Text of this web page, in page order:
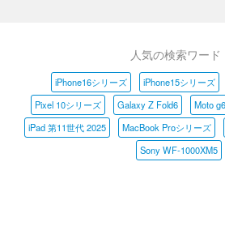
人気の検索ワード
iPhone16シリーズ iPhone15シリーズ
Pixel 10シリーズ
Galaxy Z Fold6 Moto
iPad 第11世代 2025
MacBook Proシリーズ
Sony WF-1000XM5